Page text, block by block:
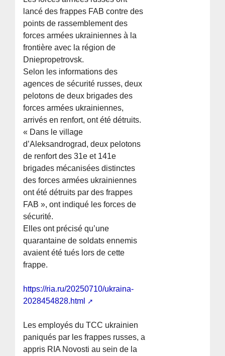
lancé des frappes FAB contre des
points de rassemblement des
forces armées ukrainiennes à la
frontière avec la région de
Dniepropetrovsk.
Selon les informations des
agences de sécurité russes, deux
pelotons de deux brigades des
forces armées ukrainiennes,
arrivés en renfort, ont été détruits.
« Dans le village
d’Aleksandrograd, deux pelotons
de renfort des 31e et 141e
brigades mécanisées distinctes
des forces armées ukrainiennes
ont été détruits par des frappes
FAB », ont indiqué les forces de
sécurité.
Elles ont précisé qu’une
quarantaine de soldats ennemis
avaient été tués lors de cette
frappe.
https://ria.ru/20250710/ukraina-
2028454828.html
Les employés du TCC ukrainien
paniqués par les frappes russes, a
appris RIA Novosti au sein de la